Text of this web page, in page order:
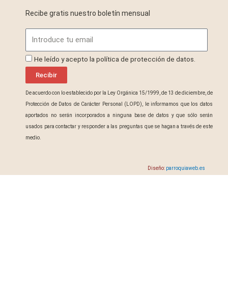
Recibe gratis nuestro boletín mensual
ProteccionDatos
He leído y acepto la política de protección de datos.
Recibir
De acuerdo con lo establecido por la Ley Orgánica 15/1999, de 13 de diciembre, de
Protección de Datos de Carácter Personal (LOPD), le informamos que los datos
aportados no serán incorporados a ninguna base de datos y que sólo serán
usados para contactar y responder a las preguntas que se hagan a través de este
medio.
Diseño: parroquiaweb.es